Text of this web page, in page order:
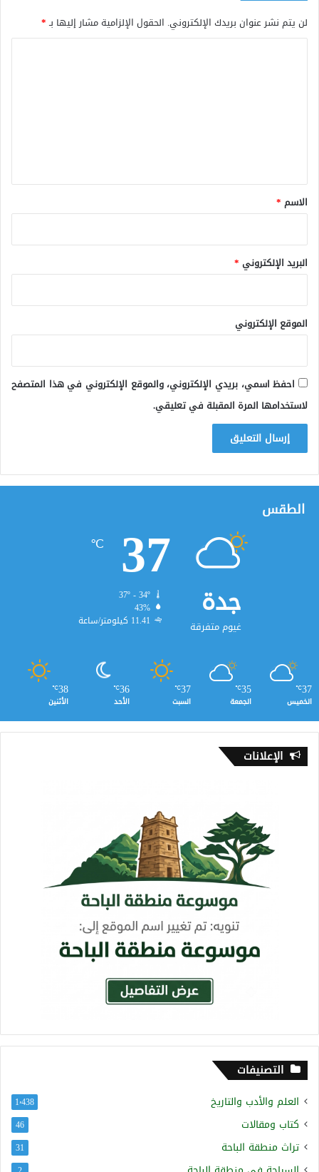
لن يتم نشر عنوان بريدك الإلكتروني. الحقول الإلزامية مشار إليها بـ*
*
الاسم *
البريد الإلكتروني *
الموقع الإلكتروني
احفظ اسمي، بريدي الإلكتروني، والموقع الإلكتروني في هذا المتصفح
لاستخدامها المرة المقبلة في تعليقي.
الطقس
جدة
غيوم متفرقة
37
℃
37º - 34º
43%
11.41 كيلومتر/ساعة
37
℃
الخميس
35
℃
الجمعة
37
℃
السبت
36
℃
الأحد
38
℃
الأثنين
الإعلانات
التصنيفات
العلم والأدب والتاريخ 1٬438
كتاب ومقالات 46
تراث منطقة الباحة 31